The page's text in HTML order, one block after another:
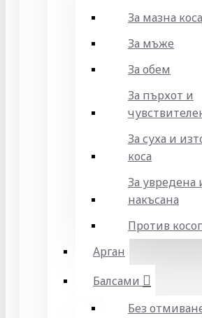
За мазна коса
За мъже
За обем
За пърхот и
За суха и
коса
За увредена
накъсана
Против
Арган
Балсами
Без